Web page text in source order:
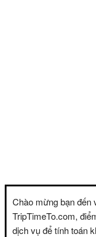
Chào mừng bạn đến
TripTimeTo.com,
dịch vụ để tính toán